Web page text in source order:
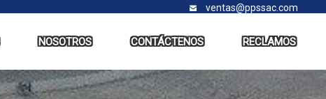
ventas@ppssac.com
NOSOTROS CONTÁCTENOS RECLAMOS